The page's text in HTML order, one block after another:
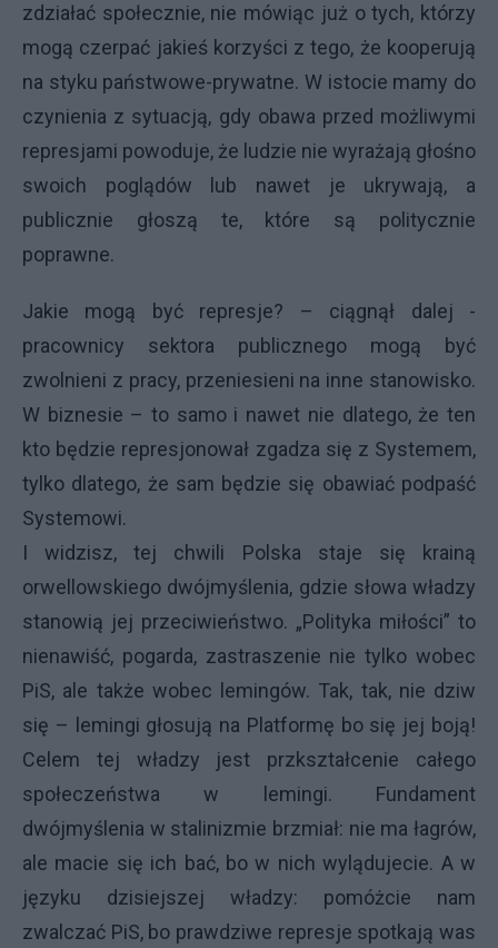
zdziałać społecznie, nie mówiąc już o tych, którzy
mogą czerpać jakieś korzyści z tego, że kooperują
na styku państwowe-prywatne. W istocie mamy do
czynienia z sytuacją, gdy obawa przed możliwymi
represjami powoduje, że ludzie nie wyrażają głośno
swoich poglądów lub nawet je ukrywają, a
publicznie głoszą te, które są politycznie
poprawne.
Jakie mogą być represje? – ciągnął dalej -
pracownicy sektora publicznego mogą być
zwolnieni z pracy, przeniesieni na inne stanowisko.
W biznesie – to samo i nawet nie dlatego, że ten
kto będzie represjonował zgadza się z Systemem,
tylko dlatego, że sam będzie się obawiać podpaść
Systemowi.
I widzisz, tej chwili Polska staje się krainą
orwellowskiego dwójmyślenia, gdzie słowa władzy
stanowią jej przeciwieństwo. „Polityka miłości” to
nienawiść, pogarda, zastraszenie nie tylko wobec
PiS, ale także wobec lemingów. Tak, tak, nie dziw
się – lemingi głosują na Platformę bo się jej boją!
Celem tej władzy jest przkształcenie całego
społeczeństwa w lemingi. Fundament
dwójmyślenia w stalinizmie brzmiał: nie ma łagrów,
ale macie się ich bać, bo w nich wylądujecie. A w
języku dzisiejszej władzy: pomóżcie nam
zwalczać PiS, bo prawdziwe represje spotkają was